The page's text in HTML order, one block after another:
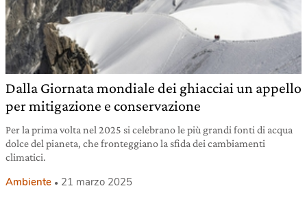
Dalla Giornata mondiale dei ghiacciai un appello
per mitigazione e conservazione
Per la prima volta nel 2025 si celebrano le più grandi fonti di acqua
dolce del pianeta, che fronteggiano la sfida dei cambiamenti
climatici.
Ambiente 21 marzo 2025